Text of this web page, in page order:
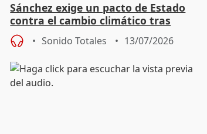
Sánchez exige un pacto de Estado
contra el cambio climático tras
incendio en Los Gallardos
Sonido Totales 13/07/2026